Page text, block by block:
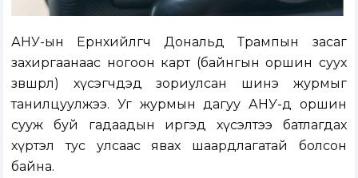
АНУ-ын Ерөнхийлөгч Дональд Трампын засаг
захиргаанаас ногоон карт (байнгын оршин суух
зөвшөөрөл) хүсэгчдэд зориулсан шинэ журмыг
танилцуулжээ. Уг журмын дагуу АНУ-д оршин
сууж буй гадаадын иргэд хүсэлтээ батлагдах
хүртэл тус улсаас явах шаардлагатай болсон
байна.